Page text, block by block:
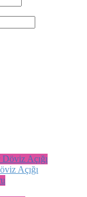
Açığı